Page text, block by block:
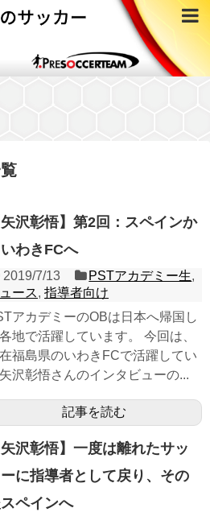
矢沢彰悟】第2回：スペインか
いわきFCへ
2019/7/13 PSTアカデミー生,
ース, 指導者向け
アカデミーのOBは日本へ帰国し
地で活躍しています。 今回は、
福島県のいわきFCで活躍してい
沢彰悟さんのインタビューの...
記事を読む
矢沢彰悟】一度は離れたサッ
に指導者として戻り、その
ペインへ